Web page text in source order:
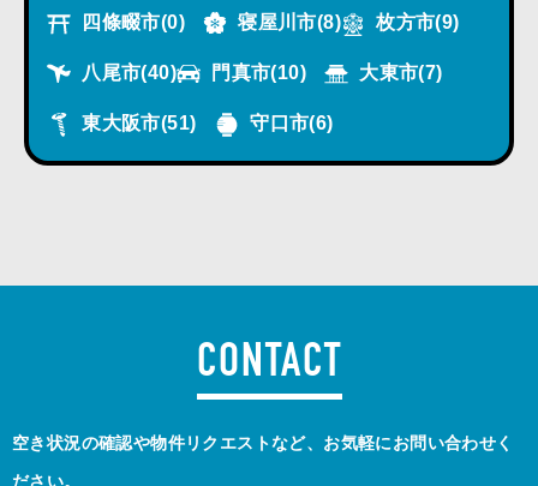
四條畷市(0) 寝屋川市(8) 枚方市(9)
八尾市(40) 門真市(10) 大東市(7)
東大阪市(51) 守口市(6)
CONTACT
空き状況の確認や物件リクエストなど、お気軽にお問い合わせく
ださい。